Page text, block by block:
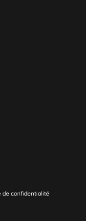
de confidentialité